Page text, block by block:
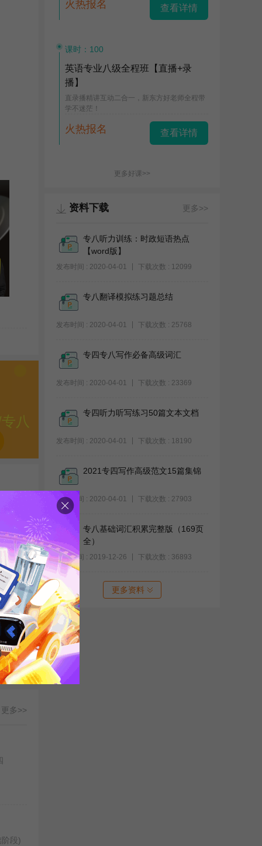
八
高
完
更多>>
段)
火热报名 查看详情
课时：100
英语专业八级全程班【直播+录
播】
直录播精讲互动二合一，新东方好老师全程带
学不迷茫！
火热报名 查看详情
更多好课>>
资料下载 更多>>
专八听力训练：时政短语热点
【word版】
发布时间 : 2020-04-01 下载次数 : 12099
专八翻译模拟练习题总结
发布时间 : 2020-04-01 下载次数 : 25768
专四专八写作必备高级词汇
发布时间 : 2020-04-01 下载次数 : 23369
专四听力听写练习50篇文本文档
发布时间 : 2020-04-01 下载次数 : 18190
2021专四写作高级范文15篇集锦
发布时间 : 2020-04-01 下载次数 : 27903
专八基础词汇积累完整版（169页
全）
发布时间 : 2019-12-26 下载次数 : 36893
更多资料